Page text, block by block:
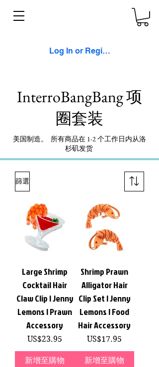
Log In or Register
InterroBangBang 项
圈套装
美国制造。 所有商品在 1-2 个工作日内从洛
杉矶发货
篩選
Large Shrimp
Cocktail Hair
Claw Clip | Jenny
Lemons | Prawn
Accessory
價格
US$23.95
新增至購物
Shrimp Prawn
Alligator Hair
Clip Set | Jenny
Lemons | Food
Hair Accessory
價格
US$17.95
新增至購物